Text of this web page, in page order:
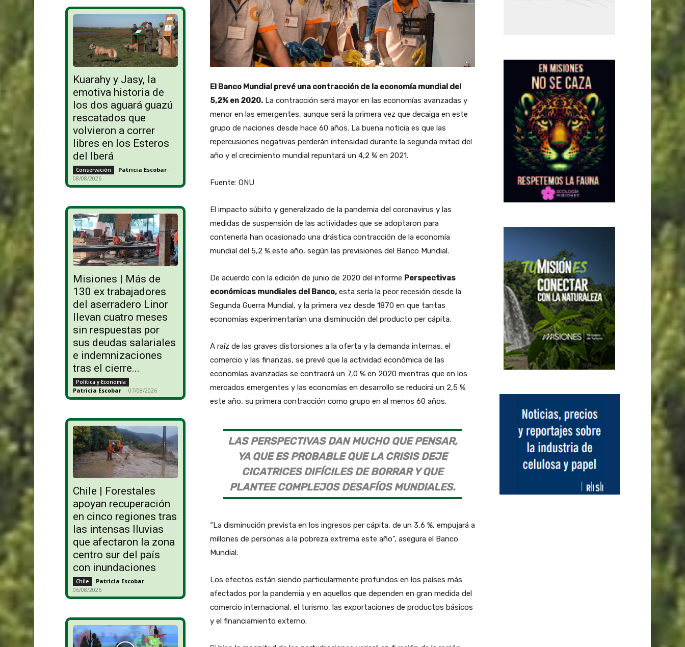
Kuarahy y Jasy, la
emotiva historia de
los dos aguará guazú
rescatados que
volvieron a correr
libres en los Esteros
del Iberá
Conservación Patricia Escobar -
08/08/2026
Misiones | Más de
130 ex trabajadores
del aserradero Linor
llevan cuatro meses
sin respuestas por
sus deudas salariales
e indemnizaciones
tras el cierre...
Política y Economía
Patricia Escobar - 07/08/2026
Chile | Forestales
apoyan recuperación
en cinco regiones tras
las intensas lluvias
que afectaron la zona
centro sur del país
con inundaciones
Chile Patricia Escobar -
06/08/2026
El Banco Mundial prevé una contracción de la economía mundial del
5,2% en 2020.La contracción será mayor en las economías avanzadas y
menor en las emergentes, aunque será la primera vez que decaiga en este
grupo de naciones desde hace 60 años. La buena noticia es que las
repercusiones negativas perderán intensidad durante la segunda mitad del
año y el crecimiento mundial repuntará un 4,2 % en 2021.
Fuente: ONU
El impacto súbito y generalizado de la pandemia del coronavirus y las
medidas de suspensión de las actividades que se adoptaron para
contenerla han ocasionado una drástica contracción de la economía
mundial del 5,2 % este año, según las previsiones del Banco Mundial.
De acuerdo con la edición de junio de 2020 del informe Perspectivas
económicas mundiales del Banco,esta sería la peor recesión desde la
Segunda Guerra Mundial, y la primera vez desde 1870 en que tantas
economías experimentarían una disminución del producto per cápita.
A raíz de las graves distorsiones a la oferta y la demanda internas, el
comercio y las finanzas, se prevé que la actividad económica de las
economías avanzadas se contraerá un 7,0 % en 2020 mientras que en los
mercados emergentes y las economías en desarrollo se reducirá un 2,5 %
este año, su primera contracción como grupo en al menos 60 años.
LAS PERSPECTIVAS DAN MUCHO QUE PENSAR,
YA QUE ES PROBABLE QUE LA CRISIS DEJE
CICATRICES DIFÍCILES DE BORRAR Y QUE
PLANTEE COMPLEJOS DESAFÍOS MUNDIALES.
“La disminución prevista en los ingresos per cápita, de un 3,6 %, empujará a
millones de personas a la pobreza extrema este año”, asegura el Banco
Mundial.
Los efectos están siendo particularmente profundos en los países más
afectados por la pandemia y en aquellos que dependen en gran medida del
comercio internacional, el turismo, las exportaciones de productos básicos
y el financiamiento externo.